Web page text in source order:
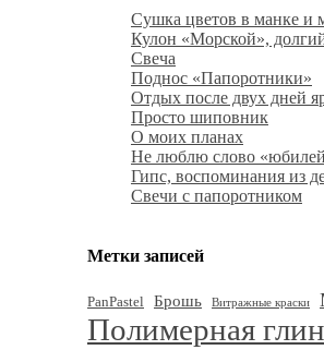
Сушка цветов в манке и
Кулон «Морской»,
Свеча
Поднос «Папоротники»
Отдых после двух дней
Просто шиповник
О моих планах
Не люблю слово
Гипс, воспоминания из
Свечи с папоротником
Метки записей
PanPastel Брошь Витражные краски
Полимерная